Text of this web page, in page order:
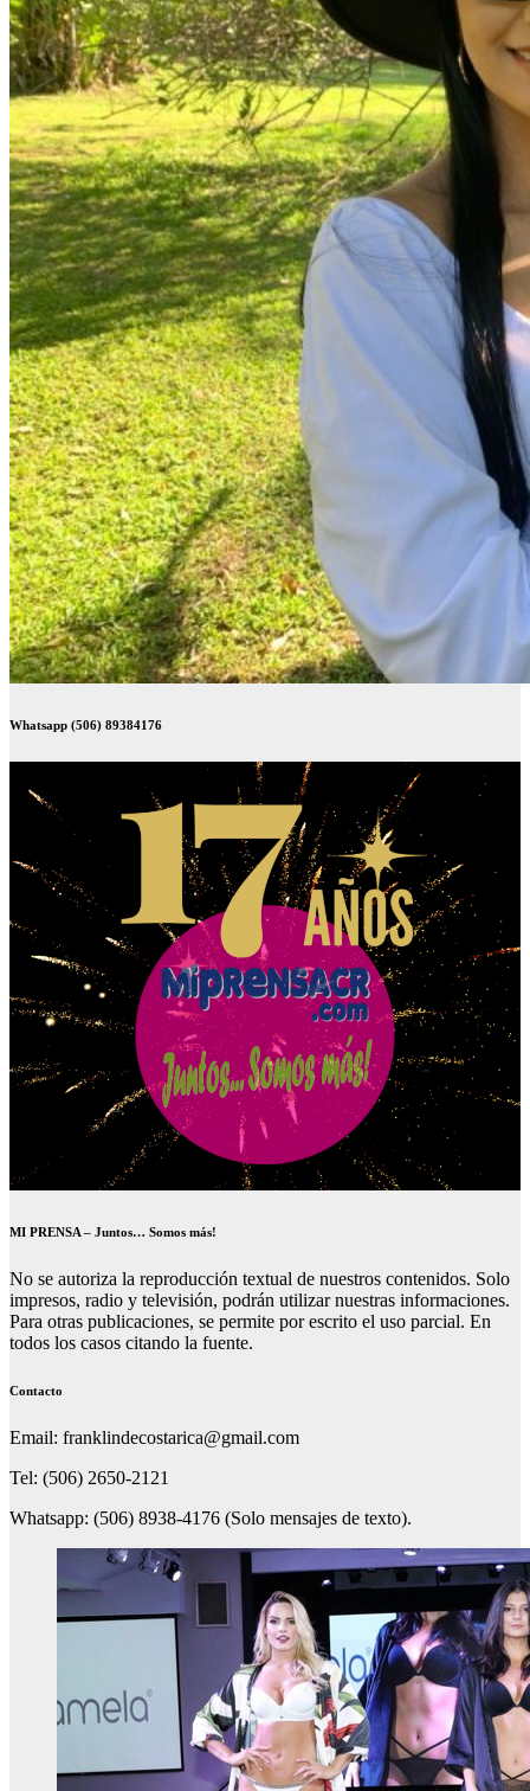
Whatsapp (506) 89384176
MI PRENSA – Juntos… Somos más!
No se autoriza la reproducción textual de nuestros contenidos. Solo
impresos, radio y televisión, podrán utilizar nuestras informaciones.
Para otras publicaciones, se permite por escrito el uso parcial. En
todos los casos citando la fuente.
Contacto
Email: franklindecostarica@gmail.com
Tel: (506) 2650-2121
Whatsapp: (506) 8938-4176 (Solo mensajes de texto).